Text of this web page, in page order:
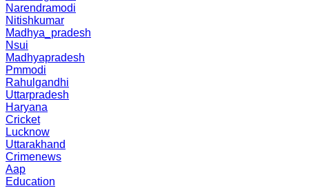
Narendramodi
Nitishkumar
Madhya_pradesh
Nsui
Madhyapradesh
Pmmodi
Rahulgandhi
Uttarpradesh
Haryana
Cricket
Lucknow
Uttarakhand
Crimenews
Aap
Education